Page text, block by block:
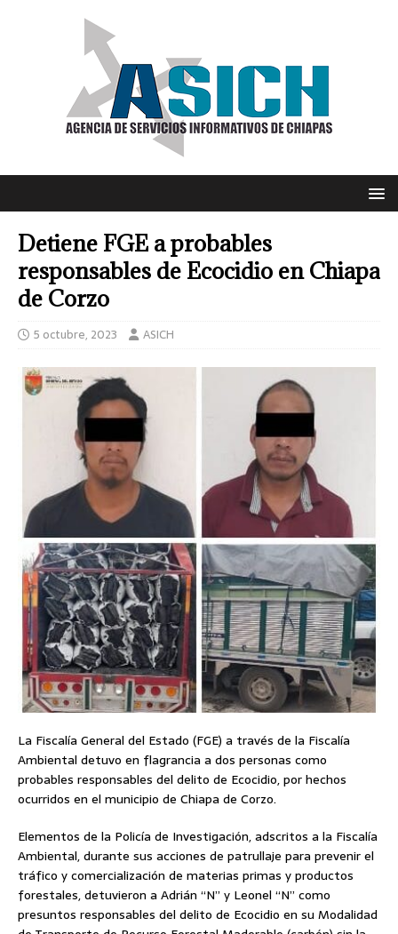
Detiene FGE a probables
responsables de Ecocidio en Chiapa
de Corzo
5 octubre, 2023 ASICH
La Fiscalía General del Estado (FGE) a través de la Fiscalía
Ambiental detuvo en flagrancia a dos personas como
probables responsables del delito de Ecocidio, por hechos
ocurridos en el municipio de Chiapa de Corzo.
Elementos de la Policía de Investigación, adscritos a la Fiscalía
Ambiental, durante sus acciones de patrullaje para prevenir el
tráfico y comercialización de materias primas y productos
forestales, detuvieron a Adrián “N” y Leonel “N” como
presuntos responsables del delito de Ecocidio en su Modalidad